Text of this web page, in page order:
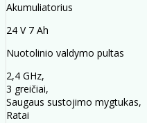
Akumuliatorius
24 V 7 Ah
Nuotolinio valdymo pultas
2,4 GHz,
3 greičiai,
Saugaus sustojimo mygtukas,
Ratai